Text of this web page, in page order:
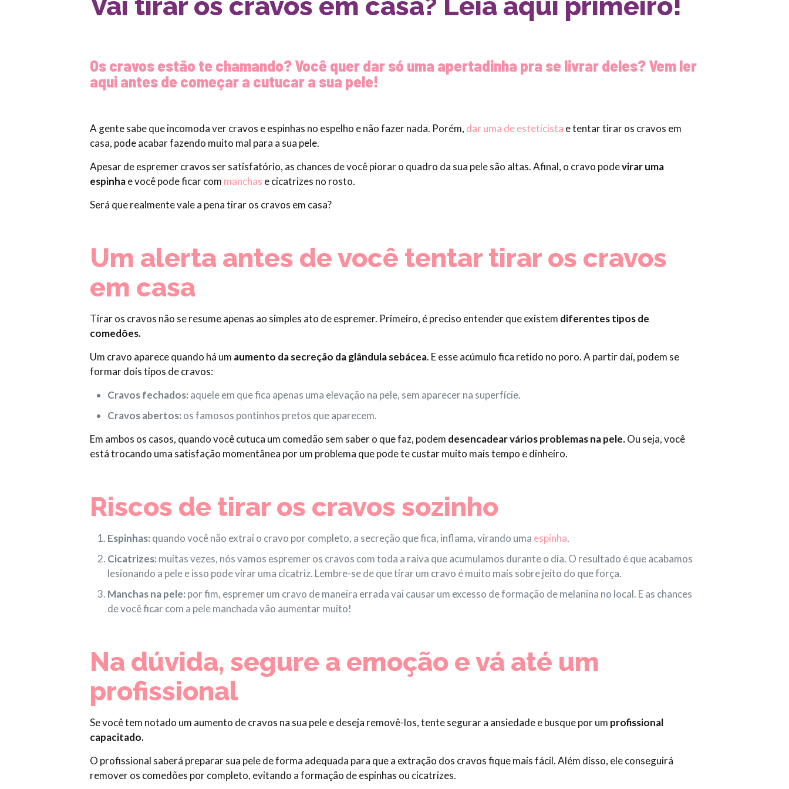
Os cravos estão te chamando? Você quer dar só uma apertadinha pra se livrar deles? Vem ler
aqui antes de começar a cutucar a sua pele!
A gente sabe que incomoda ver cravos e espinhas no espelho e não fazer nada. Porém, dar uma de esteticista e tentar tirar os cravos em
casa, pode acabar fazendo muito mal para a sua pele.
Apesar de espremer cravos ser satisfatório, as chances de você piorar o quadro da sua pele são altas. Afinal, o cravo podevirar uma
espinhae você pode ficar com manchas e cicatrizes no rosto.
Será que realmente vale a pena tirar os cravos em casa?
Um alerta antes de você tentar tirar os cravos
em casa
Tirar os cravos não se resume apenas ao simples ato de espremer. Primeiro, é preciso entender que existem diferentes tipos de
comedões.
Um cravo aparece quando há um aumento da secreção da glândula sebácea. E esse acúmulo fica retido no poro. A partir daí, podem se
formar dois tipos de cravos:
Cravos fechados: aquele em que fica apenas uma elevação na pele, sem aparecer na superfície.
Cravos abertos: os famosos pontinhos pretos que aparecem.
Em ambos os casos, quando você cutuca um comedão sem saber o que faz, podem desencadear vários problemas na pele.Ou seja, você
está trocando uma satisfação momentânea por um problema que pode te custar muito mais tempo e dinheiro.
Riscos de tirar os cravos sozinho
Espinhas: quando você não extrai o cravo por completo, a secreção que fica, inflama, virando uma espinha.
Cicatrizes: muitas vezes, nós vamos espremer os cravos com toda a raiva que acumulamos durante o dia. O resultado é que acabamos
lesionando a pele e isso pode virar uma cicatriz. Lembre-se de que tirar um cravo é muito mais sobre jeito do que força.
Manchas na pele: por fim, espremer um cravo de maneira errada vai causar um excesso de formação de melanina no local. E as chances
de você ficar com a pele manchada vão aumentar muito!
Na dúvida, segure a emoção e vá até um
profissional
Se você tem notado um aumento de cravos na sua pele e deseja removê-los, tente segurar a ansiedade e busque por um profissional
capacitado.
O profissional saberá preparar sua pele de forma adequada para que a extração dos cravos fique mais fácil. Além disso, ele conseguirá
remover os comedões por completo, evitando a formação de espinhas ou cicatrizes.